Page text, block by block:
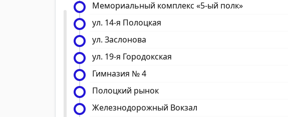
Мемориальный комплекс «5-ый полк»
ул. 14-я Полоцкая
ул. Заслонова
ул. 19-я Городокская
Гимназия № 4
Полоцкий рынок
Железнодорожный Вокзал